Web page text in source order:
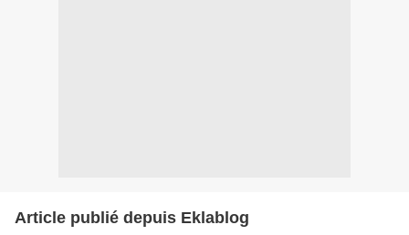
Article publié depuis Eklablog